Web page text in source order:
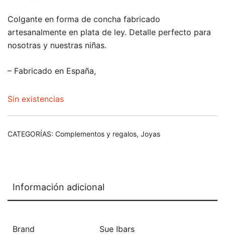
Colgante en forma de concha fabricado
artesanalmente en plata de ley. Detalle perfecto para
nosotras y nuestras niñas.
– Fabricado en España,
Sin existencias
CATEGORÍAS: Complementos y regalos, Joyas
Información adicional
Brand Sue Ibars